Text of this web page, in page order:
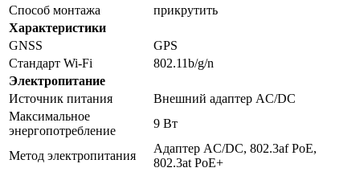
Способ монтажа
прикрутить
Характеристики
GNSS
GPS
Стандарт Wi-Fi
802.11b/g/n
Электропитание
Источник питания
Внешний адаптер AC/DC
Максимальное
энергопотребление
9 Вт
Метод электропитания
Адаптер AC/DC, 802.3af PoE,
802.3at PoE+